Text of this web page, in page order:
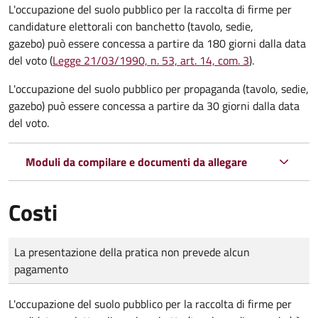
L'occupazione del suolo pubblico per la raccolta di firme per
candidature elettorali con banchetto (tavolo, sedie,
gazebo) può essere concessa a partire da 180 giorni dalla data
del voto (Legge 21/03/1990, n. 53, art. 14, com. 3).
L'occupazione del suolo pubblico per propaganda (tavolo, sedie,
gazebo) può essere concessa a partire da 30 giorni dalla data
del voto.
Moduli da compilare e documenti da allegare
Costi
Tipo di pagamento
Importo
La presentazione della pratica non prevede alcun
pagamento
L'occupazione del suolo pubblico per la raccolta di firme per